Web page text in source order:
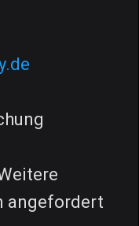
angefordert